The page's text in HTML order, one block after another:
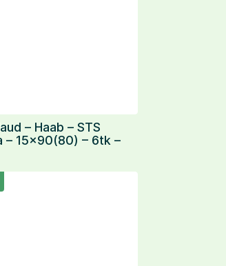
– Haab – STS
– 15×90(80) – 6tk –